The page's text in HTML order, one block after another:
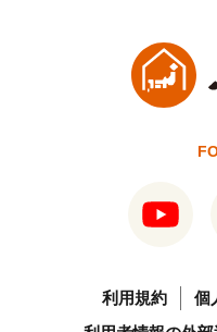
利用規約
個